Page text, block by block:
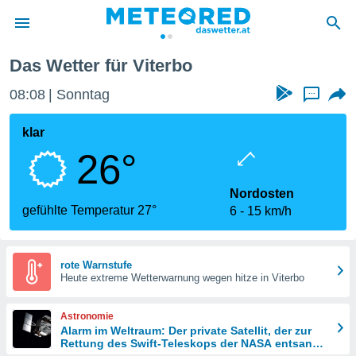
wurde
dass
sind.
diese
Das Wetter für Viterbo
08:08 Sonntag ...
klar
26°
gefühlte Temperatur 27°
Nordosten
6
15 km/h
rote Warnstufe
Heute extreme Wetterwarnung wegen hitze in Viterbo
Astronomie
Alarm im Weltraum: Der private Satellit, der zur
Rettung des Swift-Teleskops der NASA entsandt